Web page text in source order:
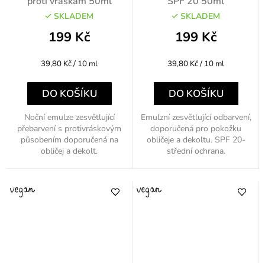
SKLADEM
199 Kč
Měrná
39,80 Kč / 10 ml
DO KOŠÍKU
Noční emulze zesvětlující
přebarvení s protivráskovým
působením doporučená na
obličej a dekolt.
SKLADEM
199 Kč
Měrná
39,80 Kč / 10 ml
DO KOŠÍKU
Emulzní zesvětlující odbarvení,
doporučená pro pokožku
obličeje a dekoltu. SPF 20-
střední ochrana.